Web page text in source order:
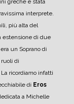
greche è stata
interprete.
più alta del
estensione di due
un Soprano di
di
ricordiamo infatti
di Eros
a Michelle